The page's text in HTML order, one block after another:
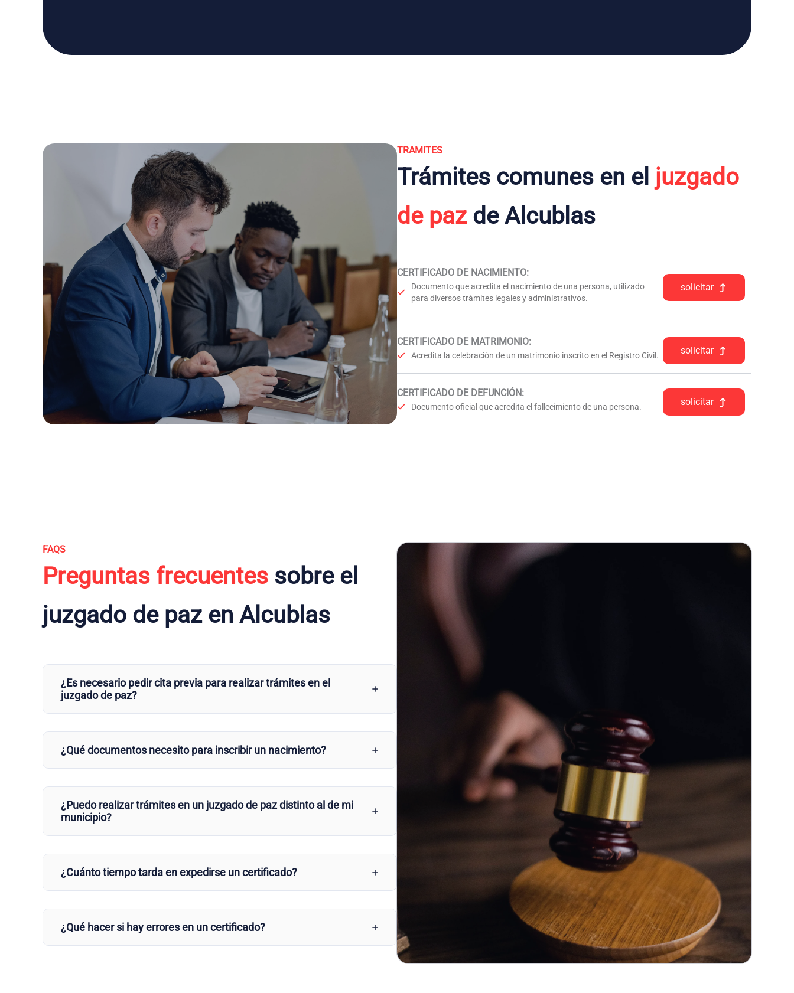
TRAMITES
Trámites comunes en el juzgado
de pazde Alcublas
CERTIFICADO DE NACIMIENTO:
Documento que acredita el nacimiento de una persona, utilizado
para diversos trámites legales y administrativos.
solicitar
CERTIFICADO DE MATRIMONIO:
Acredita la celebración de un matrimonio inscrito en el Registro Civil. solicitar
CERTIFICADO DE DEFUNCIÓN:
Documento oficial que acredita el fallecimiento de una persona. solicitar
FAQS
Preguntas frecuentes sobre el
juzgado de paz en Alcublas
¿Es necesario pedir cita previa para realizar trámites en el
juzgado de paz?
¿Qué documentos necesito para inscribir un nacimiento?
¿Puedo realizar trámites en un juzgado de paz distinto al de mi
municipio?
¿Cuánto tiempo tarda en expedirse un certificado?
¿Qué hacer si hay errores en un certificado?